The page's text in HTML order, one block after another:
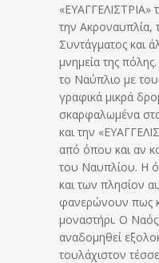
«ΕΥΑΓΓΕΛΙΣΤΡΙΑ»
την Ακροναυπλία,
Συντάγματος και
μνημεία της
το Ναύπλιο με
γραφικά μικρά
σκαρφαλωμένα
και την
από όπου και αν
του Ναυπλίου. Η
και των πλησίον
φανερώνουν πως
μοναστήρι. Ο
αναδομηθεί
τουλάχιστον